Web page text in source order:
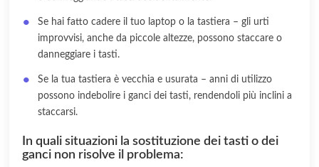
Se hai fatto cadere il tuo laptop o la tastiera – gli urti
improvvisi, anche da piccole altezze, possono staccare o
danneggiare i tasti.
Se la tua tastiera è vecchia e usurata – anni di utilizzo
possono indebolire i ganci dei tasti, rendendoli più inclini a
staccarsi.
In quali situazioni la sostituzione dei tasti o dei
ganci non risolve il problema: